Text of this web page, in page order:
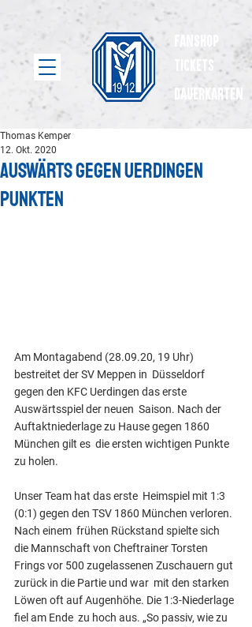
Tickets
dauerkarten
Auswärts gegen Uerdingen
punkten
Thomas Kemper
12. Okt. 2020
Am Montagabend (28.09.20, 19 Uhr)
bestreitet der SV Meppen in  Düsseldorf
gegen den KFC Uerdingen das erste
Auswärtsspiel der neuen  Saison. Nach der
Auftaktniederlage zu Hause gegen 1860
München gilt es  die ersten wichtigen Punkte
zu holen.
Unser Team hat das erste  Heimspiel mit 1:3
(0:1) gegen den TSV 1860 München verloren.
Nach einem  frühen Rückstand spielte sich
die Mannschaft von Cheftrainer Torsten
Frings vor 500 zugelassenen Zuschauern gut
zurück in die Partie und war  mit den starken
Löwen oft auf Augenhöhe. Die 1:3-Niederlage
fiel am Ende  zu hoch aus. „So passiv, wie zu